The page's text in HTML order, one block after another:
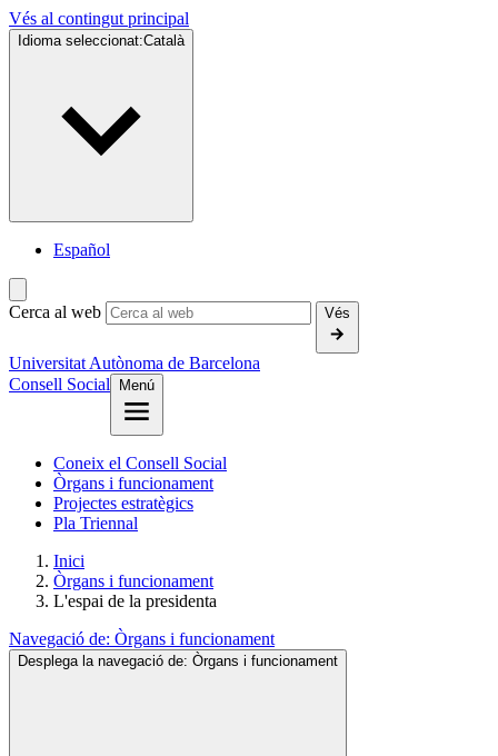
Vés al contingut principal
Idioma seleccionat:Català
Español
Cerca al web Vés
Universitat Autònoma de Barcelona
Consell Social
Menú
Coneix el Consell Social
Òrgans i funcionament
Projectes estratègics
Pla Triennal
Inici
Òrgans i funcionament
L'espai de la presidenta
Navegació de: Òrgans i funcionament
Desplega la navegació de: Òrgans i funcionament